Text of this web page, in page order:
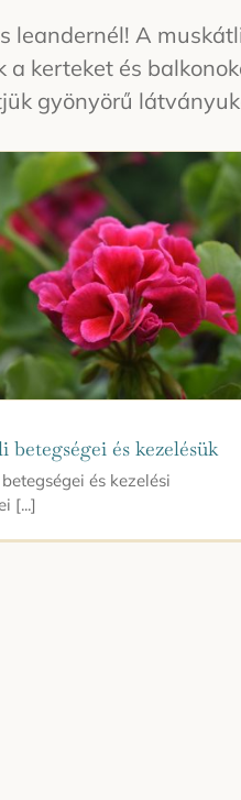
A
kerteket és
gyönyörű
betegségei és kezelésük
és kezelési
[...]